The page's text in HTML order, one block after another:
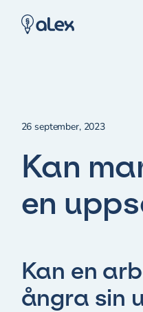
26 september, 2023
Kan
en
Kan en
ångra sin